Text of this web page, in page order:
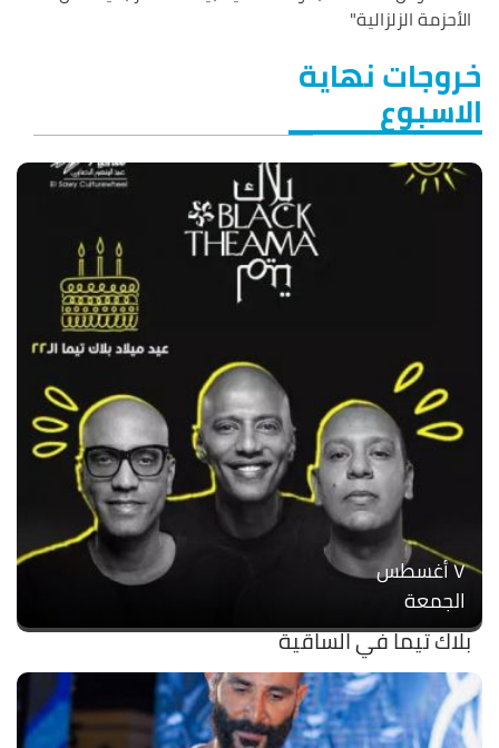
الأحزمة الزلزالية"
خروجات نهاية
الاسبوع
۷ أغسطس
الجمعة
بلاك تيما في الساقية